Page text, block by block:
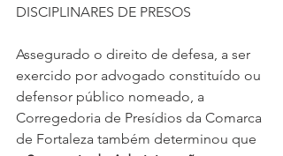
DISCIPLINARES DE PRESOS
Assegurado o direito de defesa, a ser
exercido por advogado constituído ou
defensor público nomeado, a
Corregedoria de Presídios da Comarca
de Fortaleza também determinou que